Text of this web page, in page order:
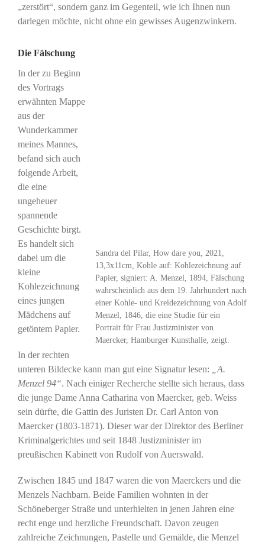
„zerstört“, sondern ganz im Gegenteil, wie ich Ihnen nun
darlegen möchte, nicht ohne ein gewisses Augenzwinkern.
Die Fälschung
Sandra del Pilar, How dare you, 2021,
13,3x11cm, Kohle auf: Kohlezeichnung auf
Papier, signiert: A. Menzel, 1894, Fälschung
wahrscheinlich aus dem 19. Jahrhundert nach
einer Kohle- und Kreidezeichnung von Adolf
Menzel, 1846, die eine Studie für ein
Portrait für Frau Justizminister von
Maercker, Hamburger Kunsthalle, zeigt.
In der zu Beginn
des Vortrags
erwähnten Mappe
aus der
Wunderkammer
meines Mannes,
befand sich auch
folgende Arbeit,
die eine
ungeheuer
spannende
Geschichte birgt.
Es handelt sich
dabei um die
kleine
Kohlezeichnung
eines jungen
Mädchens auf
getöntem Papier.
In der rechten
unteren Bildecke kann man gut eine Signatur lesen: „A.
Menzel 94“. Nach einiger Recherche stellte sich heraus, dass
die junge Dame Anna Catharina von Maercker, geb. Weiss
sein dürfte, die Gattin des Juristen Dr. Carl Anton von
Maercker (1803-1871). Dieser war der Direktor des Berliner
Kriminalgerichtes und seit 1848 Justizminister im
preußischen Kabinett von Rudolf von Auerswald.
Zwischen 1845 und 1847 waren die von Maerckers und die
Menzels Nachbarn. Beide Familien wohnten in der
Schöneberger Straße und unterhielten in jenen Jahren eine
recht enge und herzliche Freundschaft. Davon zeugen
zahlreiche Zeichnungen, Pastelle und Gemälde, die Menzel